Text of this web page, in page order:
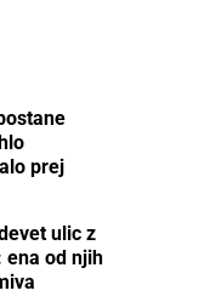
prej
ulic z
ena od njih